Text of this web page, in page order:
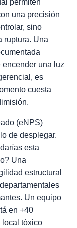
permiten
una precisión
sino
ruptura. Una
encender una luz
es
cuesta
(eNPS)
de desplegar.
esta
Una
estructural
Un equipo
en +40
local tóxico